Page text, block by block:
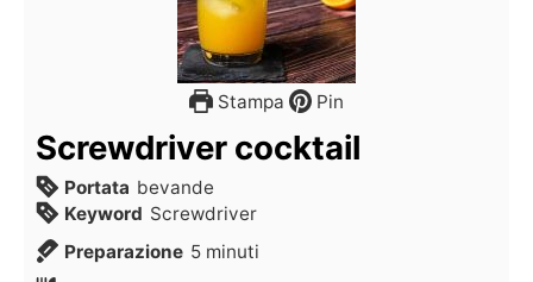
Stampa Pin
Screwdriver cocktail
Portata bevande
Keyword Screwdriver
Preparazione 5 minuti